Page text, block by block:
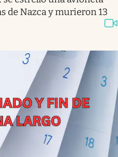
de Nazca y murieron 13